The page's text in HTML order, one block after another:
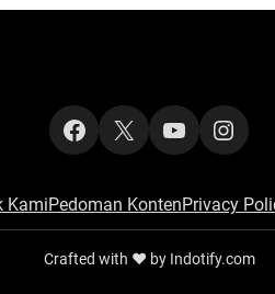
Facebook
X YouTube
KamiPedoman KontenPrivacy
Crafted with ‪‪❤︎‬ by Indotify.com